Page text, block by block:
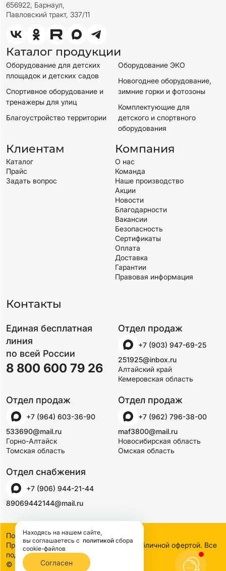
656922, Барнаул,
Павловский тракт, 337/11
Каталог продукции
Оборудование для детских
площадок и детских садов
Спортивное оборудование и
тренажеры для улиц
Благоустройство территории
Оборудование ЭКО
Новогоднее оборудование,
зимние горки и фотозоны
Комплектующие для
детского и спортвного
оборудования
Клиентам
Каталог
Прайс
Задать вопрос
Компания
О нас
Команда
Наше производство
Акции
Новости
Благодарности
Вакансии
Безопасность
Сертификаты
Оплата
Доставка
Гарантии
Правовая информация
Контакты
Единая бесплатная
линия
по всей России
8 800 600 79 26
Отдел продаж
+7 (903) 947-69-25
251925@inbox.ru
Алтайский край
Кемеровская область
Отдел продаж
+7 (964) 603-36-90
533690@mail.ru
Горно-Алтайск
Томская область
Отдел продаж
+7 (962) 796-38-00
maf3800@mail.ru
Новосибирская область
Омская область
Отдел снабжения
+7 (906) 944-21-44
89069442144@mail.ru
Политика конфиденциальности
Предложения на сайте не являются публичной офертой. Все
подробности узнавайте по телефону
© 2000-2026 SSDCO. Сибстройдвор.
Находясь на нашем сайте,
вы соглашаетесь с политикой сбора
cookie-файлов
Согласен